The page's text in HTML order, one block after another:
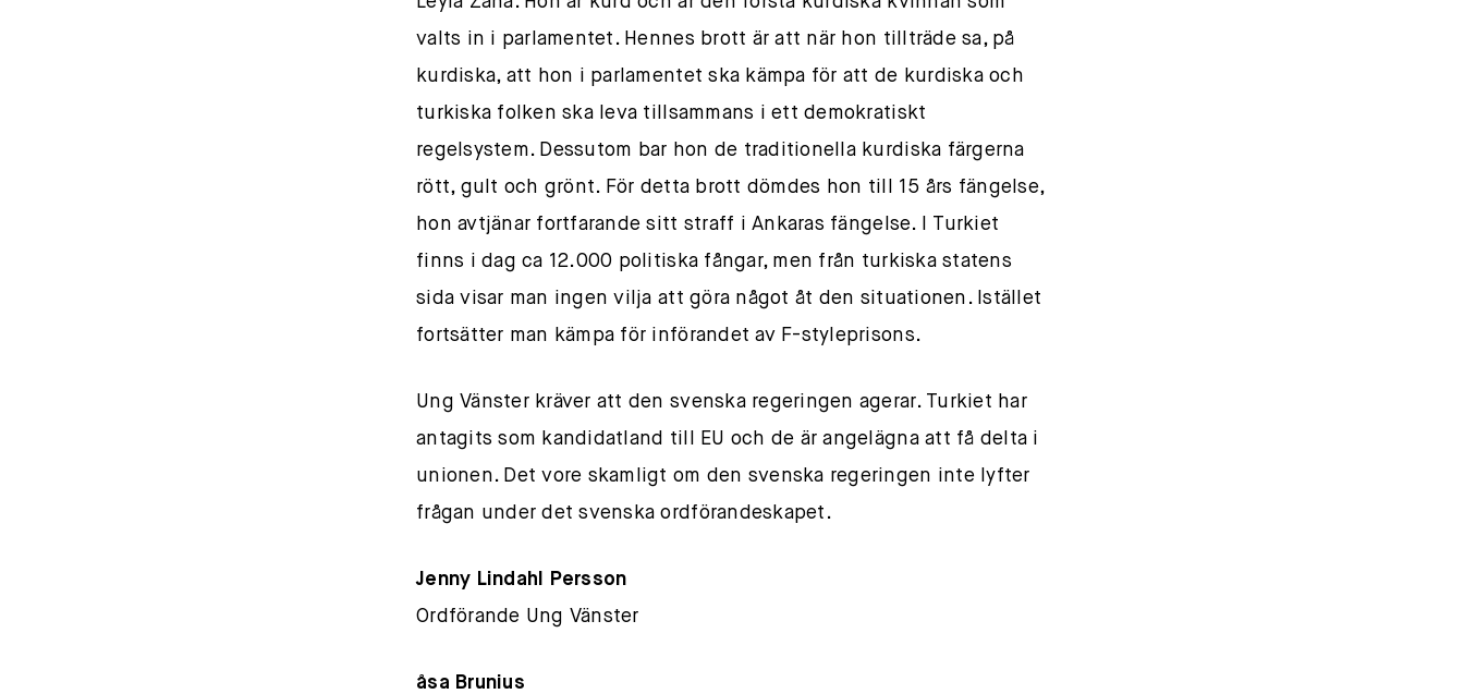
valts in i parlamentet. Hennes brott är att när hon tillträde sa, på
kurdiska, att hon i parlamentet ska kämpa för att de kurdiska och
turkiska folken ska leva tillsammans i ett demokratiskt
regelsystem. Dessutom bar hon de traditionella kurdiska färgerna
rött, gult och grönt. För detta brott dömdes hon till 15 års fängelse,
hon avtjänar fortfarande sitt straff i Ankaras fängelse. I Turkiet
finns i dag ca 12.000 politiska fångar, men från turkiska statens
sida visar man ingen vilja att göra något åt den situationen. Istället
fortsätter man kämpa för införandet av F-styleprisons.
Ung Vänster kräver att den svenska regeringen agerar. Turkiet har
antagits som kandidatland till EU och de är angelägna att få delta i
unionen. Det vore skamligt om den svenska regeringen inte lyfter
frågan under det svenska ordförandeskapet.
Jenny Lindahl Persson
Ordförande Ung Vänster
åsa Brunius